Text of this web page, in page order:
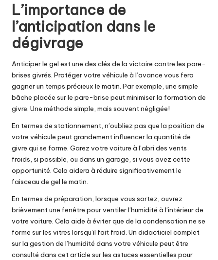
L’importance de
l’anticipation dans le
dégivrage
Anticiper le gel est une des clés de la victoire contre les pare-
brises givrés. Protéger votre véhicule à l’avance vous fera
gagner un temps précieux le matin. Par exemple, une simple
bâche placée sur le pare-brise peut minimiser la formation de
givre. Une méthode simple, mais souvent négligée!
En termes de stationnement, n’oubliez pas que la position de
votre véhicule peut grandement influencer la quantité de
givre qui se forme. Garez votre voiture à l’abri des vents
froids, si possible, ou dans un garage, si vous avez cette
opportunité. Cela aidera à réduire significativement le
faisceau de gel le matin.
En termes de préparation, lorsque vous sortez, ouvrez
brièvement une fenêtre pour ventiler l’humidité à l’intérieur de
votre voiture. Cela aide à éviter que de la condensation ne se
forme sur les vitres lorsqu’il fait froid. Un didacticiel complet
sur la gestion de l’humidité dans votre véhicule peut être
consulté dans cet article surles astuces essentielles pour